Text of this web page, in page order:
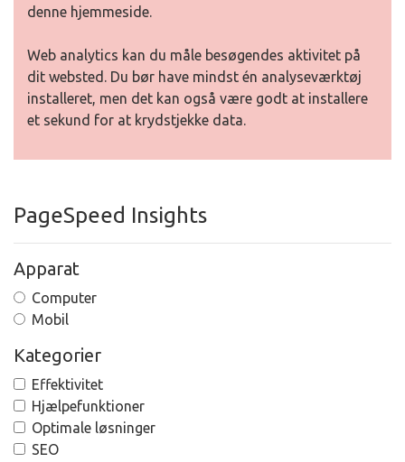
denne hjemmeside.
Web analytics kan du måle besøgendes aktivitet på
dit websted. Du bør have mindst én analyseværktøj
installeret, men det kan også være godt at installere
et sekund for at krydstjekke data.
PageSpeed Insights
Apparat
Computer
Mobil
Kategorier
Effektivitet
Hjælpefunktioner
Optimale løsninger
SEO